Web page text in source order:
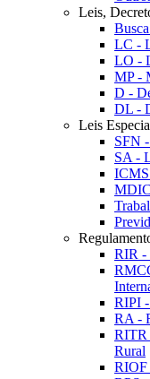
Leis,
LC -
LO -
MP -
D -
DL -
Leis
SFN
SA -
RIR -
RIPI
RA -
RITR
Rural
RIOF